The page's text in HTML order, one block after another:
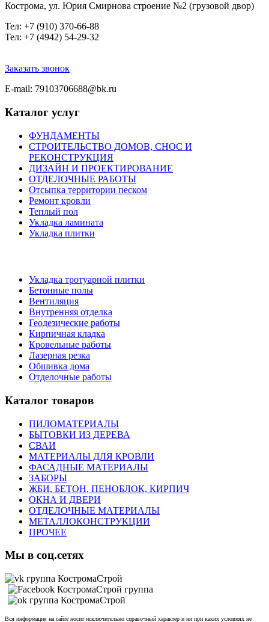
Кострома, ул. Юрия Смирнова строение №2 (грузовой двор)
Тел: +7 (910) 370-66-88
Тел: +7 (4942) 54-29-32
Заказать звонок
E-mail: 79103706688@bk.ru
Каталог услуг
ФУНДАМЕНТЫ
СТРОИТЕЛЬСТВО ДОМОВ, СНОС И
РЕКОНСТРУКЦИЯ
ДИЗАЙН И ПРОЕКТИРОВАНИЕ
ОТДЕЛОЧНЫЕ РАБОТЫ
Отсыпка территории песком
Ремонт кровли
Теплый пол
Укладка ламината
Укладка плитки
Укладка тротуарной плитки
Бетонные полы
Вентиляция
Внутренняя отделка
Геодезические работы
Кирпичная кладка
Кровельные работы
Лазерная резка
Обшивка дома
Отделочные работы
Каталог товаров
ПИЛОМАТЕРИАЛЫ
БЫТОВКИ ИЗ ДЕРЕВА
СВАИ
МАТЕРИАЛЫ ДЛЯ КРОВЛИ
ФАСАДНЫЕ МАТЕРИАЛЫ
ЗАБОРЫ
ЖБИ, БЕТОН, ПЕНОБЛОК, КИРПИЧ
ОКНА И ДВЕРИ
ОТДЕЛОЧНЫЕ МАТЕРИАЛЫ
МЕТАЛЛОКОНСТРУКЦИИ
ПРОЧЕЕ
Мы в соц.сетях
Вся информация на сайте носит исключительно справочный характер и ни при каких условиях не